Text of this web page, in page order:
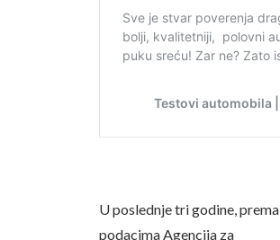
U poslednje tri godine, prema
podacima Agencija za